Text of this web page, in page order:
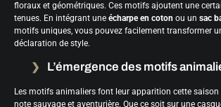
floraux et géométriques. Ces motifs ajoutent une
tenues. En intégrant une écharpe en coton ou un sac
motifs uniques, vous pouvez facilement transformer
déclaration de style.
L’émergence des motifs
Les motifs animaliers font leur apparition cette
note sauvage et aventurière. Que ce soit sur une